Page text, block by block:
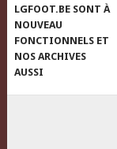
LGFOOT.BE SONT À
NOUVEAU
FONCTIONNELS ET
NOS ARCHIVES
AUSSI